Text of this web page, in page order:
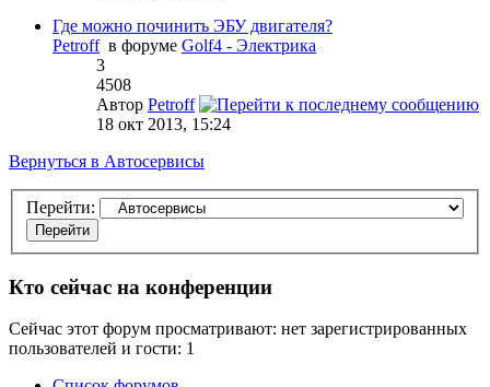
Где можно починить ЭБУ двигателя?
Petroffв форуме Golf4 - Электрика
3
4508
Автор Petroff
18 окт 2013, 15:24
Вернуться в Автосервисы
Перейти:
Кто сейчас на конференции
Сейчас этот форум просматривают: нет зарегистрированных
пользователей и гости: 1